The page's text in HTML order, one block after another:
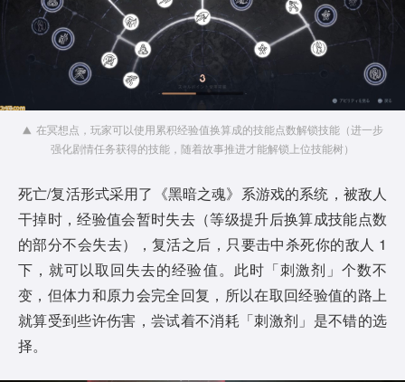
在冥想点，玩家可以使用累积经验值换算成的技能点数解锁技能（进一步
强化剧情任务获得的技能，随着故事推进才能解锁上位技能树）
死亡/复活形式采用了《黑暗之魂》系游戏的系统，被敌人
干掉时，经验值会暂时失去（等级提升后换算成技能点数
的部分不会失去），复活之后，只要击中杀死你的敌人 1
下，就可以取回失去的经验值。此时「刺激剂」个数不
变，但体力和原力会完全回复，所以在取回经验值的路上
就算受到些许伤害，尝试着不消耗「刺激剂」是不错的选
择。